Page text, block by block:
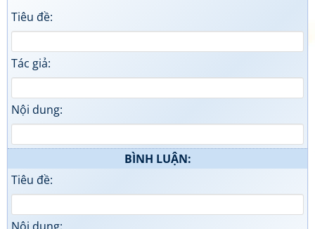
Tiêu đề:
Tác giả:
Nội dung:
BÌNH LUẬN:
Tiêu đề: